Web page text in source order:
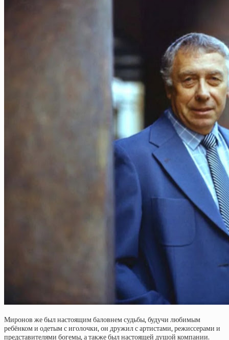
Миронов же был настоящим баловнем судьбы, будучи любимым
ребёнком и одетым с иголочки, он дружил с артистами, режиссерами и
представителями богемы, а также был настоящей душой компании.